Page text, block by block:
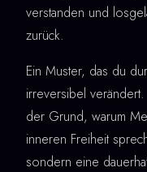
verstanden und
zurück.
Ein Muster, das du
irreversibel
der Grund, warum
inneren Freiheit
sondern eine